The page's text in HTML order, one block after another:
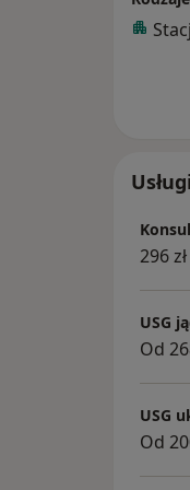
oraz
296 zł
USG
Od
USG
Od